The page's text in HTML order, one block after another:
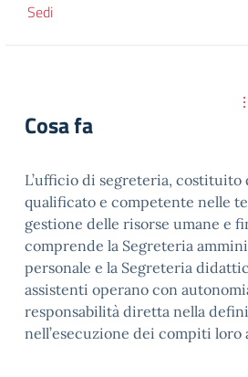
Sedi
Cosa fa
L’ufficio di segreteria, costituito
qualificato e competente nelle
gestione delle risorse umane e
comprende la Segreteria
personale e la Segreteria
assistenti operano con
responsabilità diretta nella
nell’esecuzione dei compiti loro